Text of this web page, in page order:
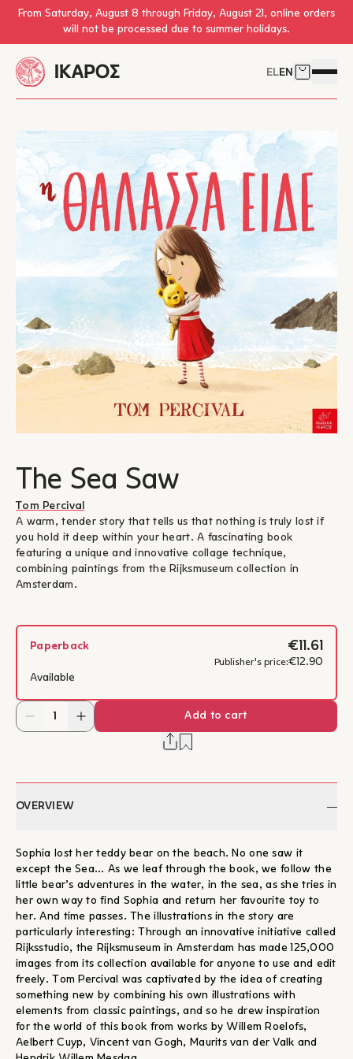
Skip to main content
From Saturday, August 8 through Friday, August 21, online orders
will not be processed due to summer holidays.
ELEN Cart
Open
The Sea Saw
Tom Percival
A warm, tender story that tells us that nothing is truly lost if
you hold it deep within your heart. A fascinating book
featuring a unique and innovative collage technique,
combining paintings from the Rijksmuseum collection in
Amsterdam.
Paperback €11.61
Publisher's price:€12.90
Available
Add to cart
OVERVIEW
Sophia lost her teddy bear on the beach. No one saw it
except the Sea... As we leaf through the book, we follow the
little bear’s adventures in the water, in the sea, as she tries in
her own way to find Sophia and return her favourite toy to
her. And time passes. The illustrations in the story are
particularly interesting: Through an innovative initiative called
Rijksstudio, the Rijksmuseum in Amsterdam has made 125,000
images from its collection available for anyone to use and edit
freely. Tom Percival was captivated by the idea of creating
something new by combining his own illustrations with
elements from classic paintings, and so he drew inspiration
for the world of this book from works by Willem Roelofs,
Aelbert Cuyp, Vincent van Gogh, Maurits van der Valk and